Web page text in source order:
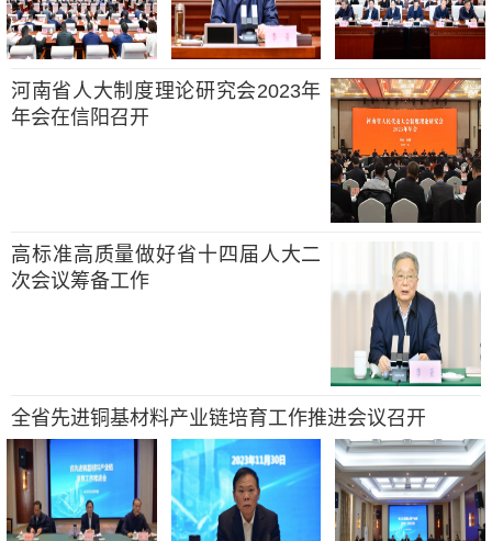
河南省人大制度理论研究会2023年
年会在信阳召开
高标准高质量做好省十四届人大二
次会议筹备工作
全省先进铜基材料产业链培育工作推进会议召开